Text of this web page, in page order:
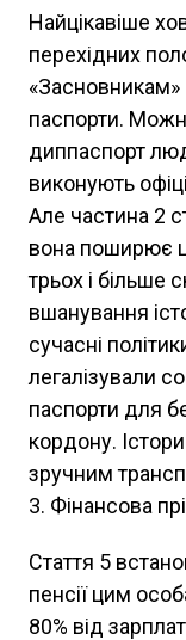
Найцікавіше
перехідних
«Засновникам»
паспорти.
диппаспорт
виконують
Але частина 2
вона поширює
трьох і більше
вшанування
сучасні
легалізували
паспорти для
кордону.
зручним
3. Фінансова
Стаття 5
пенсії цим
80% від